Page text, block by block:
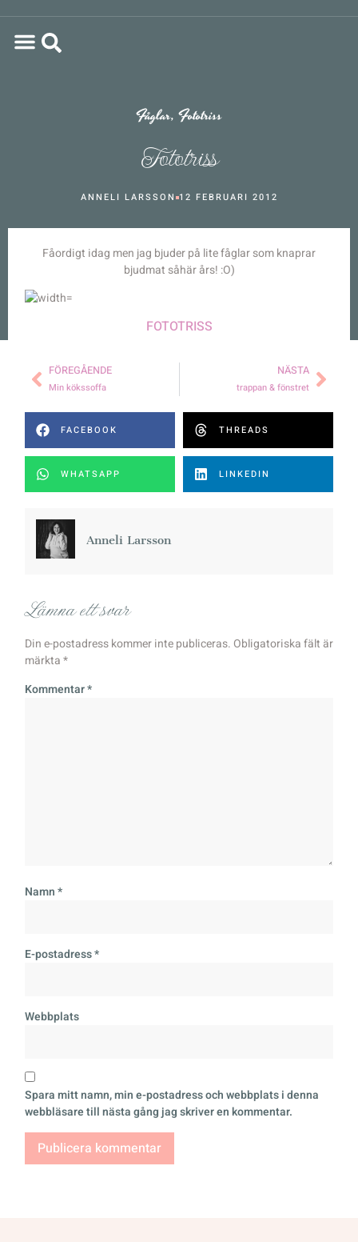
Fåglar, Fototriss
Fototriss
ANNELI LARSSON 12 FEBRUARI 2012
Fåordigt idag men jag bjuder på lite fåglar som knaprar
bjudmat såhär års! :O)
FOTOTRISS
FÖREGÅENDE
Min kökssoffa
NÄSTA
trappan & fönstret
FACEBOOK THREADS
WHATSAPP LINKEDIN
Anneli Larsson
Lämna ett svar
Din e-postadress kommer inte publiceras. Obligatoriska fält är
märkta*
Kommentar*
Namn*
E-postadress*
Webbplats
Spara mitt namn, min e-postadress och webbplats i denna
webbläsare till nästa gång jag skriver en kommentar.